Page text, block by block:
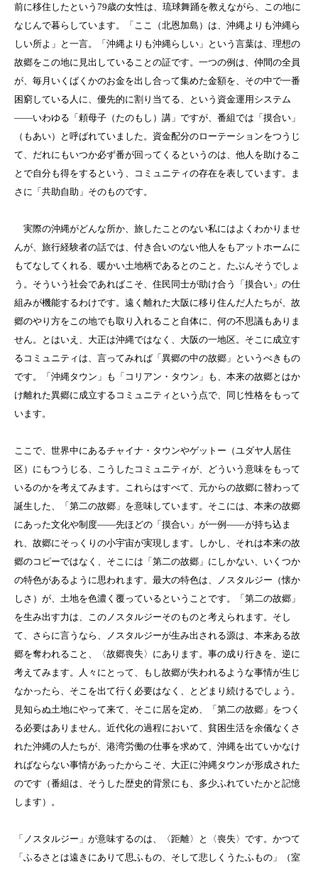
前に移住したという79歳の女性は、琉球舞踊を教えながら、この地に
なじんで暮らしています。「ここ（北恩加島）は、沖縄よりも沖縄ら
しい所よ」と一言。「沖縄よりも沖縄らしい」という言葉は、理想の
故郷をこの地に見出していることの証です。一つの例は、仲間の全員
が、毎月いくばくかのお金を出し合って集めた金額を、その中で一番
困窮している人に、優先的に割り当てる、という資金運用システム
――いわゆる「頼母子（たのもし）講」ですが、番組では「摸合い」
（もあい）と呼ばれていました。資金配分のローテーションをつうじ
て、だれにもいつか必ず番が回ってくるというのは、他人を助けるこ
とで自分も得をするという、コミュニティの存在を表しています。ま
さに「共助自助」そのものです。
実際の沖縄がどんな所か、旅したことのない私にはよくわかりませ
んが、旅行経験者の話では、付き合いのない他人をもアットホームに
もてなしてくれる、暖かい土地柄であるとのこと。たぶんそうでしょ
う。そういう社会であればこそ、住民同士が助け合う「摸合い」の仕
組みが機能するわけです。遠く離れた大阪に移り住んだ人たちが、故
郷のやり方をこの地でも取り入れること自体に、何の不思議もありま
せん。とはいえ、大正は沖縄ではなく、大阪の一地区。そこに成立す
るコミュニティは、言ってみれば「異郷の中の故郷」というべきもの
です。「沖縄タウン」も「コリアン・タウン」も、本来の故郷とはか
け離れた異郷に成立するコミュニティという点で、同じ性格をもって
います。
ここで、世界中にあるチャイナ・タウンやゲットー（ユダヤ人居住
区）にもつうじる、こうしたコミュニティが、どういう意味をもって
いるのかを考えてみます。これらはすべて、元からの故郷に替わって
誕生した、「第二の故郷」を意味しています。そこには、本来の故郷
にあった文化や制度――先ほどの「摸合い」が一例――が持ち込ま
れ、故郷にそっくりの小宇宙が実現します。しかし、それは本来の故
郷のコピーではなく、そこには「第二の故郷」にしかない、いくつか
の特色があるように思われます。最大の特色は、ノスタルジー（懐か
しさ）が、土地を色濃く覆っているということです。「第二の故郷」
を生み出す力は、このノスタルジーそのものと考えられます。そし
て、さらに言うなら、ノスタルジーが生み出される源は、本来ある故
郷を奪われること、〈故郷喪失〉にあります。事の成り行きを、逆に
考えてみます。人々にとって、もし故郷が失われるような事情が生じ
なかったら、そこを出て行く必要はなく、とどまり続けるでしょう。
見知らぬ土地にやって来て、そこに居を定め、「第二の故郷」をつく
る必要はありません。近代化の過程において、貧困生活を余儀なくさ
れた沖縄の人たちが、港湾労働の仕事を求めて、沖縄を出ていかなけ
ればならない事情があったからこそ、大正に沖縄タウンが形成された
のです（番組は、そうした歴史的背景にも、多少ふれていたかと記憶
します）。
「ノスタルジー」が意味するのは、〈距離〉と〈喪失〉です。かつて
「ふるさとは遠きにありて思ふもの、そして悲しくうたふもの」（室